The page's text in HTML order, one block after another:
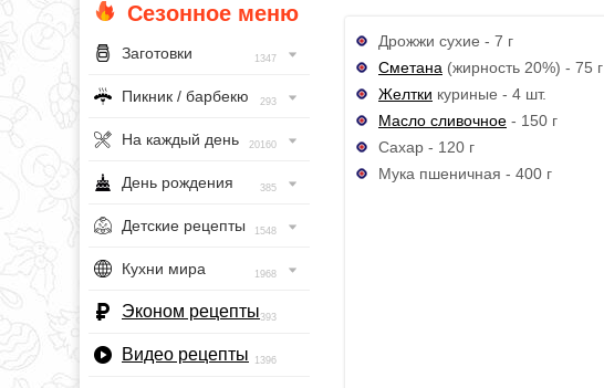
Сезонное меню
Заготовки 1347
Пикник / барбекю 293
На каждый день 20160
День рождения 385
Детские рецепты 1548
Кухни мира 1968
Эконом рецепты393
Видео рецепты 1396
Дрожжи сухие - 7 г
Сметана (жирность 20%) - 75 г
Желтки куриные - 4 шт.
Масло сливочное - 150 г
Сахар - 120 г
Мука пшеничная - 400 г